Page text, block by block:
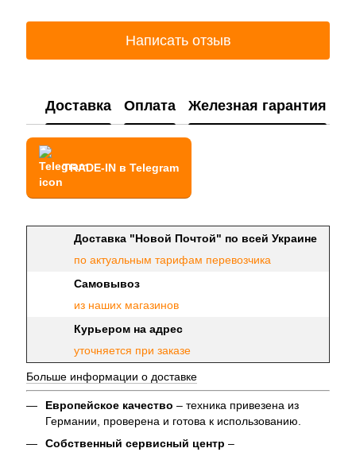
Написать отзыв
Доставка Оплата Железная гарантия
TRADE-IN в Telegram
Доставка "Новой Почтой" по всей Украине
по актуальным тарифам перевозчика
Самовывоз
из наших магазинов
Курьером на адрес
уточняется при заказе
Больше информации о доставке
Европейское качество – техника привезена из
Германии, проверена и готова к использованию.
Собственный сервисный центр –